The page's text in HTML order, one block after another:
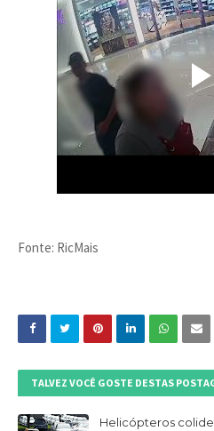
Fonte: RicMais
TALVEZ VOCÊ GOSTE DESTAS
Helicópteros